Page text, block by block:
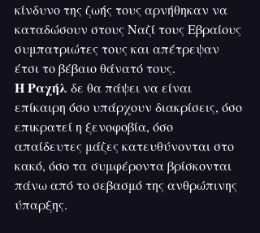
κίνδυνο της ζωής τους αρνήθηκαν να
καταδώσουν στους Ναζί τους Εβραίους
συμπατριώτες τους και απέτρεψαν
έτσι το βέβαιο θάνατό τους.
Η Ραχήλ δε θα πάψει να είναι
επίκαιρη όσο υπάρχουν διακρίσεις, όσο
επικρατεί η ξενοφοβία, όσο
απαίδευτες μάζες κατευθύνονται στο
κακό, όσο τα συμφέροντα βρίσκονται
πάνω από το σεβασμό της ανθρώπινης
ύπαρξης.